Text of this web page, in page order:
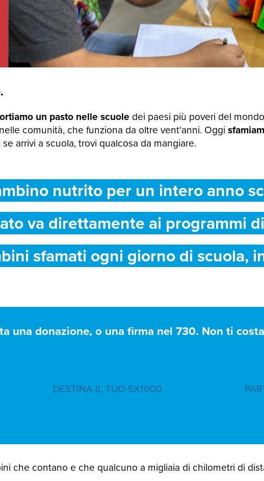
un pasto nelle scuole dei paesi più poveri del
comunità, che funziona da oltre vent'anni. Oggi
arrivi a scuola, trovi qualcosa da mangiare.
nutrito per un intero anno
va direttamente ai programmi
sfamati ogni giorno di scuola,
una donazione, o una firma nel 730. Non ti
DESTINA IL TUO 5X1000
che contano e che qualcuno a migliaia di chilometri di